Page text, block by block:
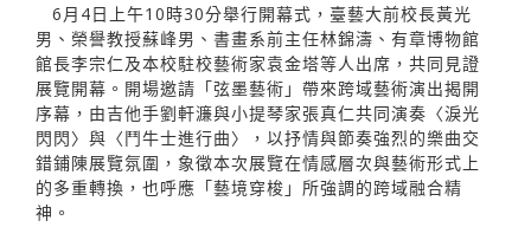
6月4日上午10時30分舉行開幕式，臺藝大前校長黃光
男、榮譽教授蘇峰男、書畫系前主任林錦濤、有章博物館
館長李宗仁及本校駐校藝術家袁金塔等人出席，共同見證
展覽開幕。開場邀請「弦墨藝術」帶來跨域藝術演出揭開
序幕，由吉他手劉軒濂與小提琴家張真仁共同演奏〈淚光
閃閃〉與〈鬥牛士進行曲〉，以抒情與節奏強烈的樂曲交
錯鋪陳展覽氛圍，象徵本次展覽在情感層次與藝術形式上
的多重轉換，也呼應「藝境穿梭」所強調的跨域融合精
神。